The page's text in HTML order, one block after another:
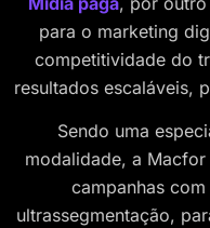
para o marketing
competitividade do
resultados escaláveis,
Sendo uma
modalidade, a
campanhas
ultrassegmentação,